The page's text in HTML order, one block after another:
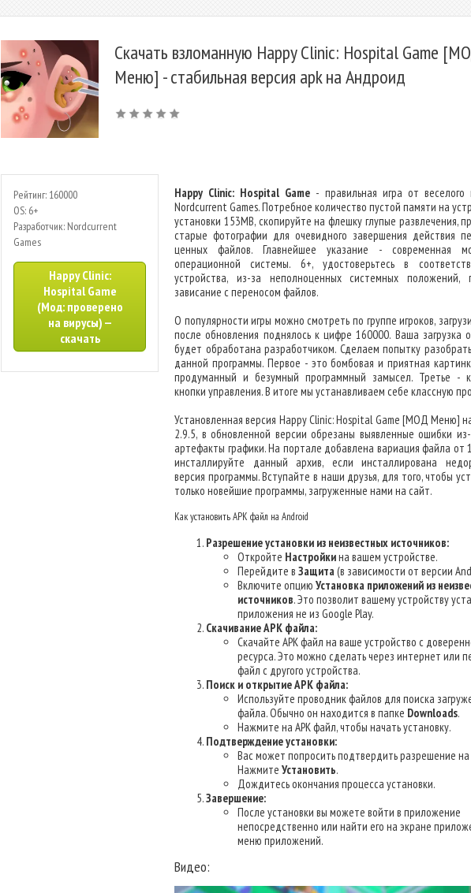
Скачать взломанную Happy Clinic: Hospital Game
Меню] - стабильная версия apk на Андроид
Рейтинг: 160000
OS: 6+
Разработчик: Nordcurrent
Games
Happy Clinic:
Hospital Game
(Мод: проверено
на вирусы) —
скачать
Happy Clinic: Hospital Game - правильная игра от веселого
Nordcurrent Games. Потребное количество пустой памяти на
установки 153MB, скопируйте на флешку глупые развлечения,
старые фотографии для очевидного завершения действия
ценных файлов. Главнейшее указание - современная
операционной системы. 6+, удостоверьтесь в
устройства, из-за неполноценных системных положений,
зависание с переносом файлов.
О популярности игры можно смотреть по группе игроков,
после обновления поднялось к цифре 160000. Ваша загрузка
будет обработана разработчиком. Сделаем попытку
данной программы. Первое - это бомбовая и приятная
продуманный и безумный программный замысел. Третье -
кнопки управления. В итоге мы устанавливаем себе классную
Установленная версия Happy Clinic: Hospital Game [МОД Меню]
2.9.5, в обновленной версии обрезаны выявленные ошибки
артефакты графики. На портале добавлена вариация файла от
инсталлируйте данный архив, если инсталлирована
версия программы. Вступайте в наши друзья, для того, чтобы
только новейшие программы, загруженные нами на сайт.
Как установить APK файл на Android
Разрешение установки из неизвестных источников:
Откройте Настройкина вашем устройстве.
Перейдите в Защита(в зависимости от версии
Включите опцию Установка приложений из
источников. Это позволит вашему устройству
приложения не из Google Play.
Скачивание APK файла:
Скачайте APK файл на ваше устройство с
ресурса. Это можно сделать через интернет или
файл с другого устройства.
Поиск и открытие APK файла:
Используйте проводник файлов для поиска
файла. Обычно он находится в папке Downloads.
Нажмите на APK файл, чтобы начать установку.
Подтверждение установки:
Вас может попросить подтвердить разрешение на
Нажмите Установить.
Дождитесь окончания процесса установки.
Завершение:
После установки вы можете войти в приложение
непосредственно или найти его на экране
меню приложений.
Видео: